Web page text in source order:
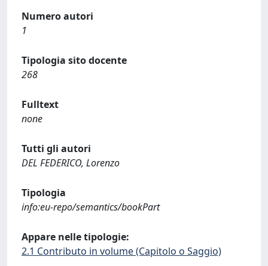
Numero autori
1
Tipologia sito docente
268
Fulltext
none
Tutti gli autori
DEL FEDERICO, Lorenzo
Tipologia
info:eu-repo/semantics/bookPart
Appare nelle tipologie:
2.1 Contributo in volume (Capitolo o Saggio)